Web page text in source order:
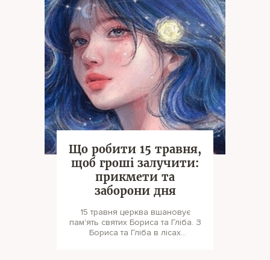
Що робити 15 травня,
щоб гроші залучити:
прикмети та
заборони дня
15 травня церква вшановує
пам'ять святих Бориса та Гліба. З
Бориса та Гліба в лісах